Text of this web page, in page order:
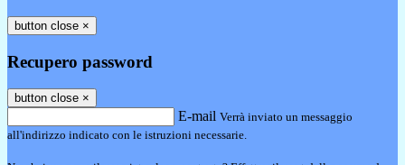
button close ×
Recupero password
button close ×
E-mail Verrà inviato un messaggio
all'indirizzo indicato con le istruzioni necessarie.